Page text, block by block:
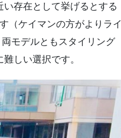
存在として挙げるとする
（ケイマンの方がよりライ
モデルともスタイリング
しい選択です。